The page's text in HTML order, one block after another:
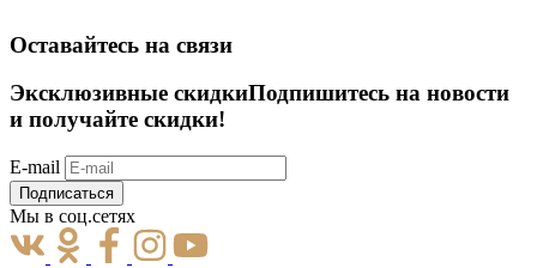
Оставайтесь на связи
Эксклюзивные скидкиПодпишитесь на новости
и получайте скидки!
E-mail
Подписаться
Мы в соц.сетях